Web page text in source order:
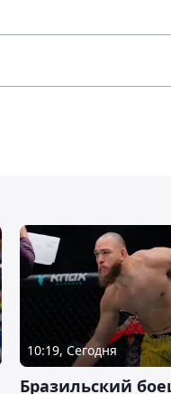
10:19, Сегодня
Бразильский